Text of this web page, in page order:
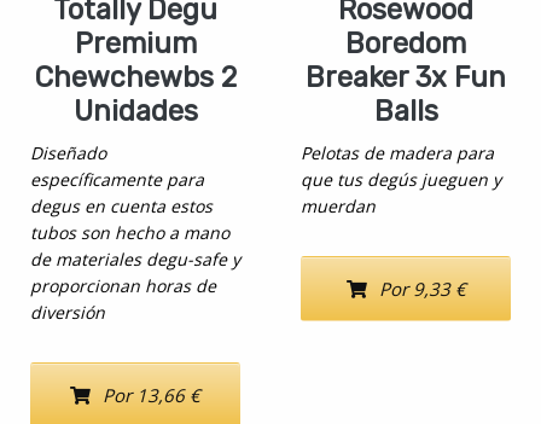
Totally Degu
Premium
Chewchewbs 2
Unidades
Diseñado
específicamente para
degus en cuenta estos
tubos son hecho a mano
de materiales degu-safe y
proporcionan horas de
diversión
Por 13,66 €
Rosewood
Boredom
Breaker 3x Fun
Balls
Pelotas de madera para
que tus degús jueguen y
muerdan
Por 9,33 €